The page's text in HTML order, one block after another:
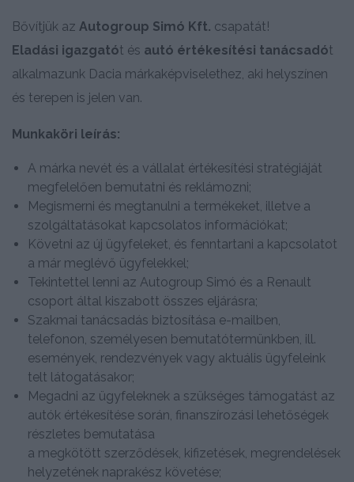
Bővítjük az Autogroup Simó Kft. csapatát!
Eladási igazgatót és autó értékesítési tanácsadót
alkalmazunk Dacia márkaképviselethez, aki helyszínen
és terepen is jelen van.
Munkaköri leírás:
A márka nevét és a vállalat értékesítési stratégiáját
megfelelően bemutatni és reklámozni;
Megismerni és megtanulni a termékeket, illetve a
szolgáltatásokat kapcsolatos információkat;
Követni az új ügyfeleket, és fenntartani a kapcsolatot
a már meglévő ügyfelekkel;
Tekintettel lenni az Autogroup Simó és a Renault
csoport által kiszabott összes eljárásra;
Szakmai tanácsadás biztosítása e-mailben,
telefonon, személyesen bemutatótermünkben, ill.
események, rendezvények vagy aktuális ügyfeleink
telt látogatásakor;
Megadni az ügyfeleknek a szükséges támogatást az
autók értékesítése során, finanszírozási lehetőségek
részletes bemutatása
a megkötött szerződések, kifizetések, megrendelések
helyzetének naprakész követése;